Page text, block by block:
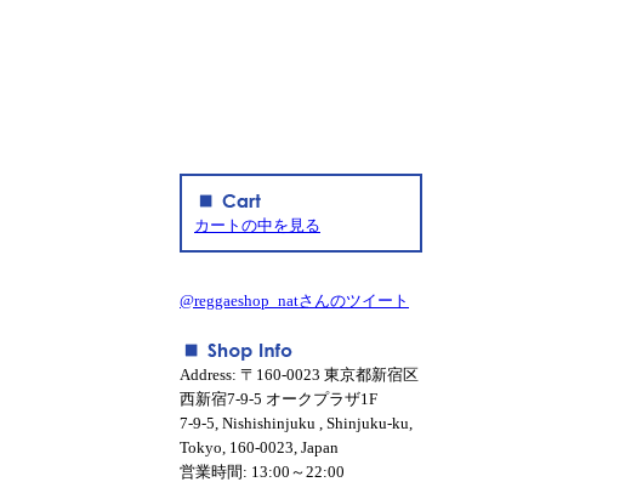
カートの中を見る
@reggaeshop_natさんのツイート
Address: 〒160-0023 東京都新宿区
西新宿7-9-5 オークプラザ1F
7-9-5, Nishishinjuku , Shinjuku-ku,
Tokyo, 160-0023, Japan
営業時間: 13:00～22:00